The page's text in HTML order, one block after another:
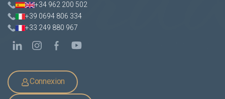
+34 962 200 502
+39 0694 806 334
+33 249 880 967
Connexion